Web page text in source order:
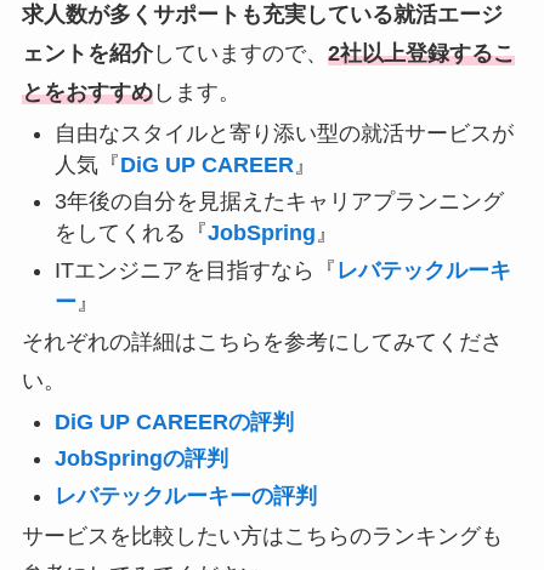
求人数が多くサポートも充実している就活エージ
ェントを紹介していますので、 2社以上登録するこ
とをおすすめします。
自由なスタイルと寄り添い型の就活サービスが
人気『DiG UP CAREER 』
3年後の自分を見据えたキャリアプランニング
をしてくれる『JobSpring』
ITエンジニアを目指すなら『 レバテックルーキ
ー』
それぞれの詳細はこちらを参考にしてみてくださ
い。
DiG UP CAREERの評判
JobSpringの評判
レバテックルーキーの評判
サービスを比較したい方はこちらのランキングも